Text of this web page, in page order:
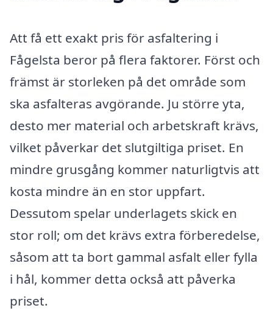
Att få ett exakt pris för asfaltering i
Fågelsta beror på flera faktorer. Först och
främst är storleken på det område som
ska asfalteras avgörande. Ju större yta,
desto mer material och arbetskraft krävs,
vilket påverkar det slutgiltiga priset. En
mindre grusgång kommer naturligtvis att
kosta mindre än en stor uppfart.
Dessutom spelar underlagets skick en
stor roll; om det krävs extra förberedelse,
såsom att ta bort gammal asfalt eller fylla
i hål, kommer detta också att påverka
priset.